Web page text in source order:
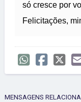
só cresce por
Felicitações,
MENSAGENS